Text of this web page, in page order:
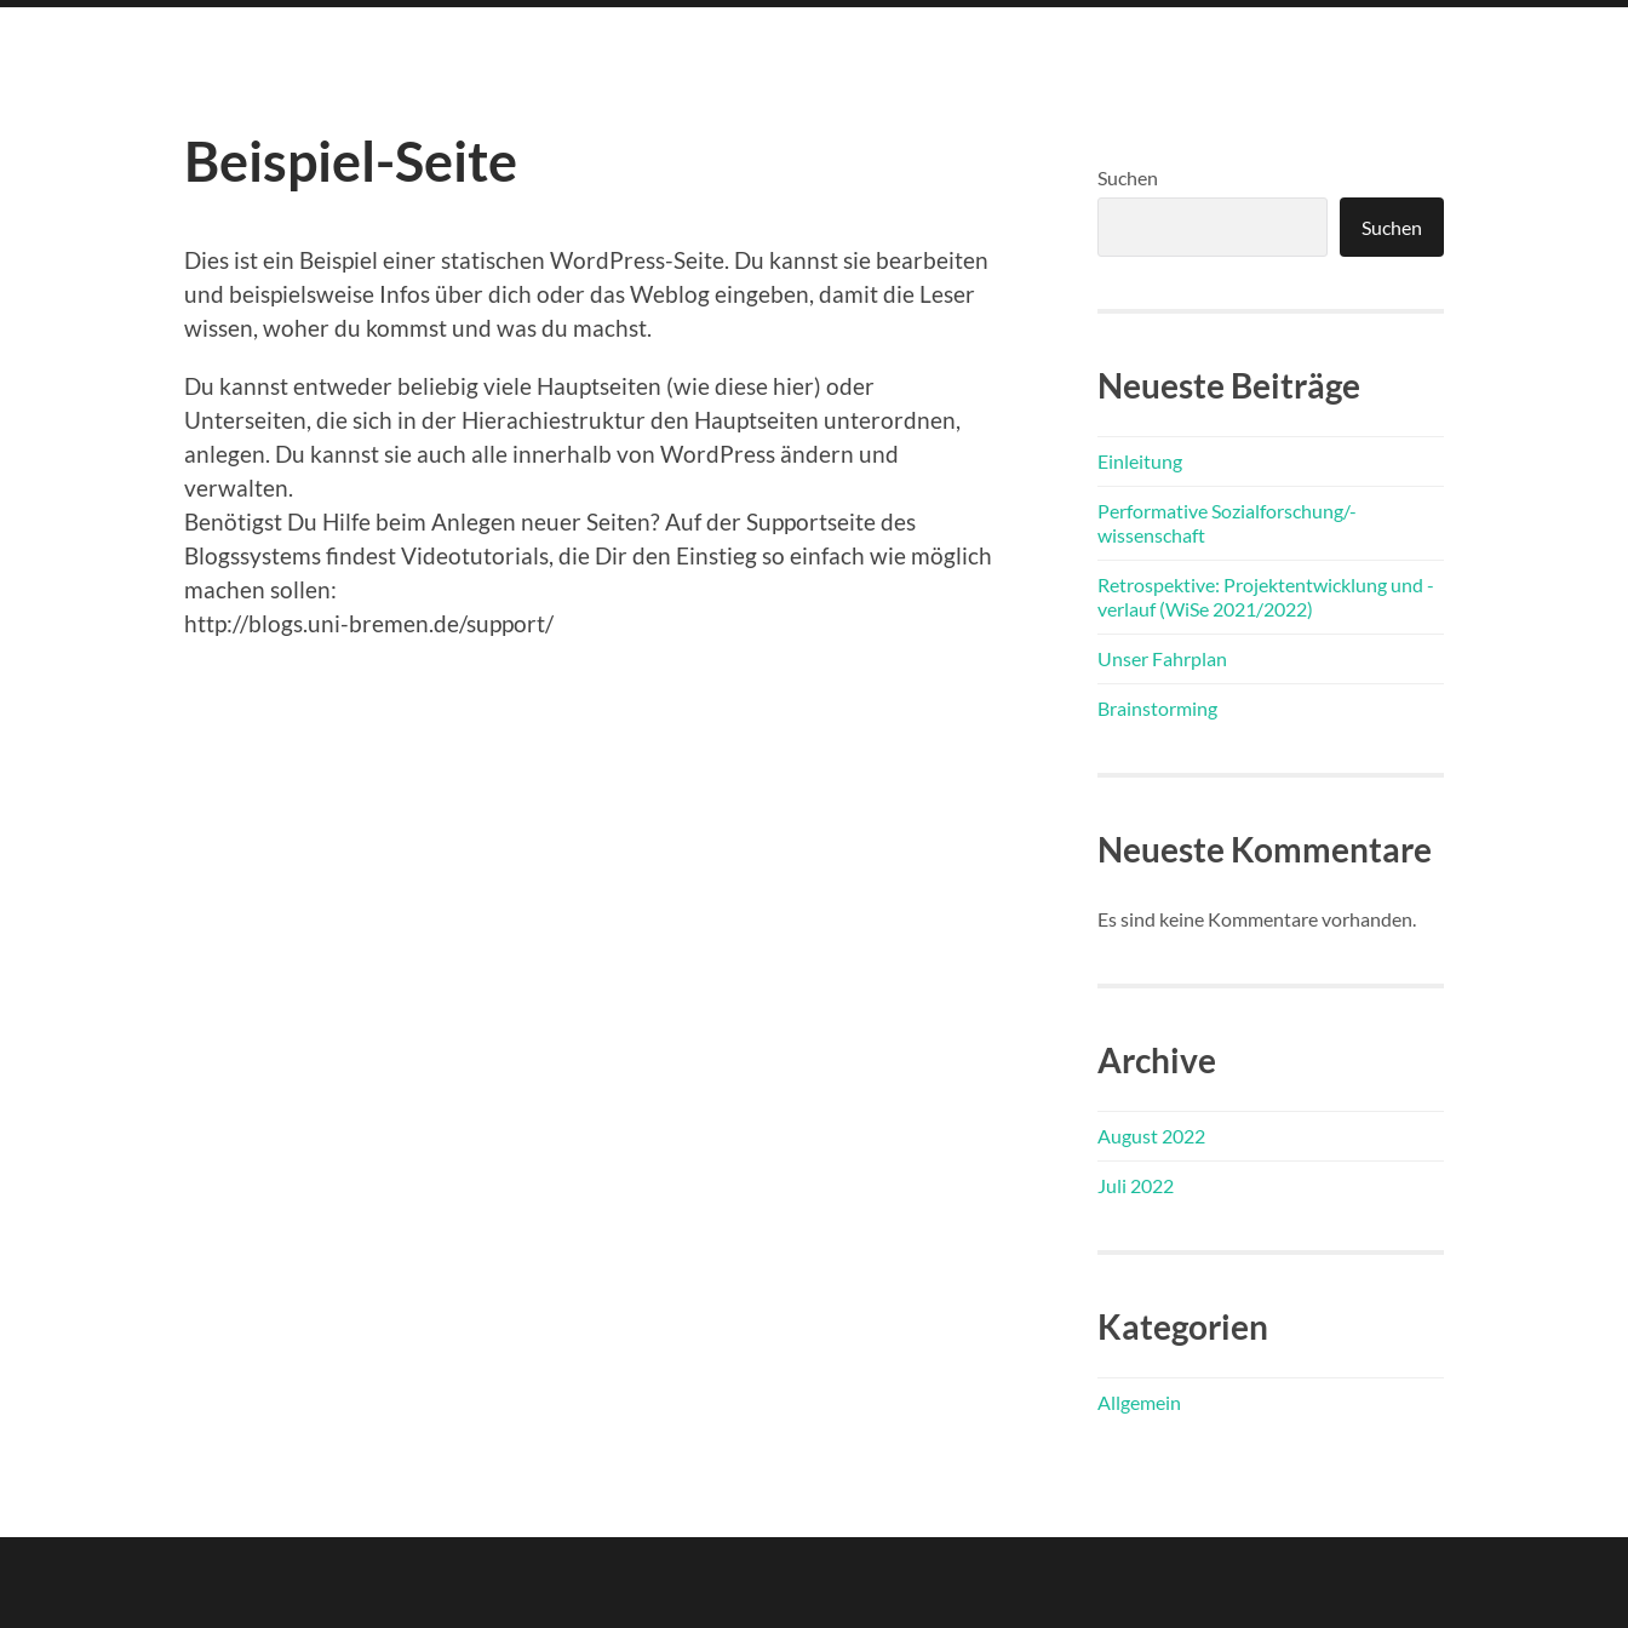
Beispiel-Seite
Dies ist ein Beispiel einer statischen WordPress-Seite. Du kannst sie bearbeiten
und beispielsweise Infos über dich oder das Weblog eingeben, damit die Leser
wissen, woher du kommst und was du machst.
Du kannst entweder beliebig viele Hauptseiten (wie diese hier) oder
Unterseiten, die sich in der Hierachiestruktur den Hauptseiten unterordnen,
anlegen. Du kannst sie auch alle innerhalb von WordPress ändern und
verwalten.
Benötigst Du Hilfe beim Anlegen neuer Seiten? Auf der Supportseite des
Blogssystems findest Videotutorials, die Dir den Einstieg so einfach wie möglich
machen sollen:
http://blogs.uni-bremen.de/support/
Suchen
Suchen
Neueste Beiträge
Einleitung
Performative Sozialforschung/-
wissenschaft
Retrospektive: Projektentwicklung und -
verlauf (WiSe 2021/2022)
Unser Fahrplan
Brainstorming
Neueste Kommentare
Es sind keine Kommentare vorhanden.
Archive
August 2022
Juli 2022
Kategorien
Allgemein